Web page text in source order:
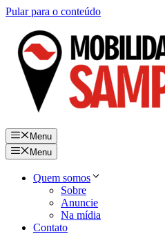
Pular para o conteúdo
Menu
Menu
Quem somos
Sobre
Anuncie
Na mídia
Contato